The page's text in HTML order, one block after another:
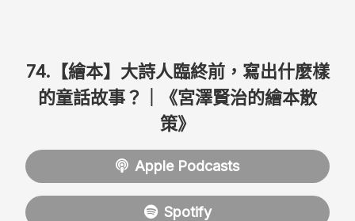
74.【繪本】大詩人臨終前，寫出什麼樣
的童話故事？｜《宮澤賢治的繪本散
策》
Apple Podcasts
Spotify